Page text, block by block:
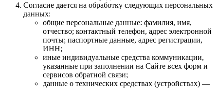
Согласие дается на обработку следующих персональных
данных:
общие персональные данные: фамилия, имя,
отчество; контактный телефон, адрес электронной
почты; паспортные данные, адрес регистрации,
ИНН;
иные индивидуальные средства коммуникации,
указанные при заполнении на Сайте всех форм и
сервисов обратной связи;
данные о технических средствах (устройствах) —